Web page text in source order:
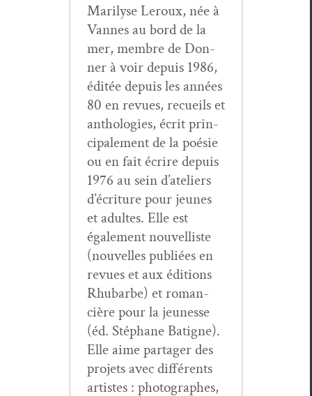
Mar­il­yse Ler­oux, née à
Vannes au bord de la
mer, mem­bre de Don­
ner à voir depuis 1986,
éditée depuis les années
80 en revues, recueils et
antholo­gies, écrit prin­
ci­pale­ment de la poésie
ou en fait écrire depuis
1976 au sein d’ateliers
d’écriture pour jeunes
et adultes. Elle est
égale­ment nou­vel­liste
(nou­velles pub­liées en
revues et aux édi­tions
Rhubarbe) et roman­
cière pour la jeunesse
(éd. Stéphane Batigne).
Elle aime partager des
pro­jets avec dif­férents
artistes : pho­tographes,